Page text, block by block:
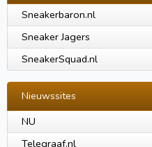
Sneakerbaron.nl
Sneaker Jagers
SneakerSquad.nl
Nieuwssites
NU
Telegraaf.nl